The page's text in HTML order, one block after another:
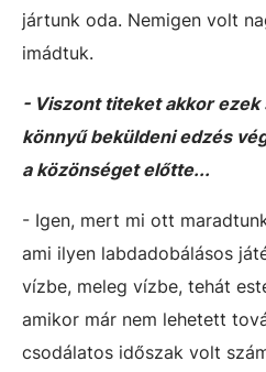
jártunk oda. Nemigen volt
imádtuk.
- Viszont titeket akkor
könnyű beküldeni edzés
a közönséget előtte...
- Igen, mert mi ott
ami ilyen labdadobálásos
vízbe, meleg vízbe, tehát
amikor már nem lehetett
csodálatos időszak volt